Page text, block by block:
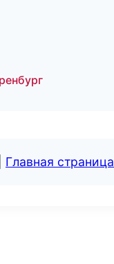
Главная страница